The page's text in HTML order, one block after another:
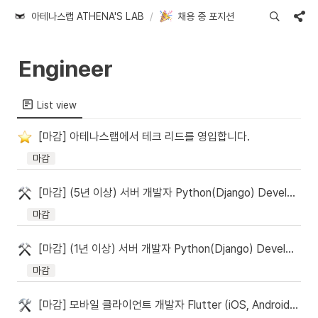
아테나스랩 ATHENA'S LAB / 채용 중 포지션
Engineer
List view
[마감] 아테나스랩에서 테크 리드를 영입합니다.
마감
[마감] (5년 이상) 서버 개발자 Python(Django) Developer 채용
마감
[마감] (1년 이상) 서버 개발자 Python(Django) Developer 채용
마감
[마감] 모바일 클라이언트 개발자 Flutter (iOS, Android App, React Native) Developer 채용 (신입/경력)